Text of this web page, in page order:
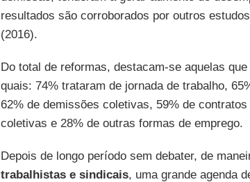
resultados são corroborados por outros
(2016).
Do total de reformas, destacam-se aquelas
quais: 74% trataram de jornada de trabalho,
62% de demissões coletivas, 59% de
coletivas e 28% de outras formas de emprego.
Depois de longo período sem debater, de
trabalhistas e sindicais, uma grande agenda